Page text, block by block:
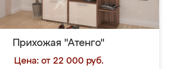
Прихожая "Атенго"
Цена: от 22 000 руб.